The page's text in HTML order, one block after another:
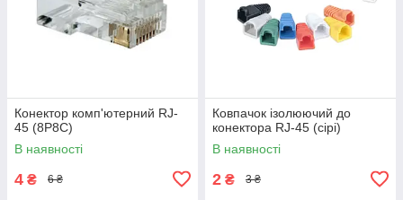
Конектор комп'ютерний RJ-
45 (8P8C)
В наявності
4 ₴ 6 ₴
Ковпачок ізолюючий до
конектора RJ-45 (сірі)
В наявності
2 ₴ 3 ₴